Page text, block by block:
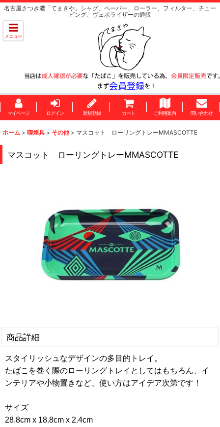
名古屋さつき濃「てまきや」シャグ、ペーパー、ローラー、フィルター、チュー
ビング、ヴェポライザーの通販
メニュー
マイページ ログイン 新規登録 カート ご利用案内 問い合わせ
ホーム > 喫煙具 > その他 > マスコット ローリングトレーMMASCOTTE
マスコット ローリングトレーMMASCOTTE
商品詳細
スタイリッシュなデザインの多目的トレイ。
たばこを巻く際のローリングトレイとしてはもちろん、イ
ンテリアや小物置きなど、使い方はアイデア次第です！
サイズ
28.8cm x 18.8cm x 2.4cm